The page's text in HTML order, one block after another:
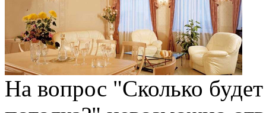
На вопрос "Сколько